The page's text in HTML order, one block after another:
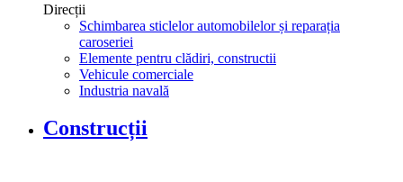
Direcții
Schimbarea sticlelor automobilelor și reparația
caroseriei
Elemente pentru clădiri, constructii
Vehicule comerciale
Industria navală
Construcții